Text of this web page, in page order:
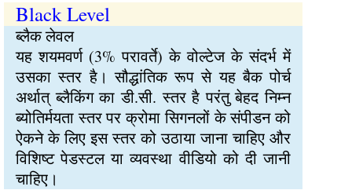
Black Level
ब्लैक लेवल
यह शयमवर्ण (3% परावर्ते) के वोल्टेज के संदर्भ में
उसका स्तर है। सौद्धांतिक रूप से यह बैक पोर्च
अर्थात् ब्लैकिंग का डी.सी. स्तर है परंतु बेहद निम्न
ब्योतिर्मयता स्तर पर क्रोमा सिगनलों के संपीडन को
ऐकने के लिए इस स्तर को उठाया जाना चाहिए और
विशिष्ट पेडस्टल या व्यवस्था वीडियो को दी जानी
चाहिए।